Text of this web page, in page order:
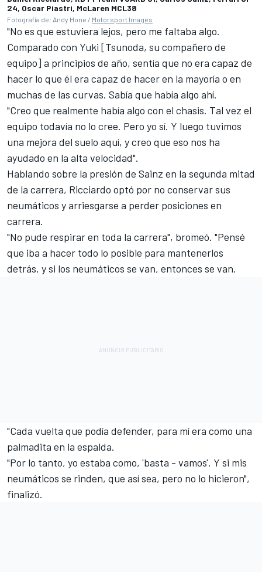
24, Oscar Piastri, McLaren MCL38
Fotografía de: Andy Hone / Motorsport Images
"No es que estuviera lejos, pero me faltaba algo.
Comparado con Yuki [Tsunoda, su compañero de
equipo] a principios de año, sentía que no era capaz de
hacer lo que él era capaz de hacer en la mayoría o en
muchas de las curvas. Sabía que había algo ahí.
"Creo que realmente había algo con el chasis. Tal vez el
equipo todavía no lo cree. Pero yo sí. Y luego tuvimos
una mejora del suelo aquí, y creo que eso nos ha
ayudado en la alta velocidad".
Hablando sobre la presión de Sainz en la segunda mitad
de la carrera, Ricciardo optó por no conservar sus
neumáticos y arriesgarse a perder posiciones en
carrera.
"No pude respirar en toda la carrera", bromeó. "Pensé
que iba a hacer todo lo posible para mantenerlos
detrás, y si los neumáticos se van, entonces se van.
"Cada vuelta que podía defender, para mí era como una
palmadita en la espalda.
"Por lo tanto, yo estaba como, 'basta - vamos'. Y si mis
neumáticos se rinden, que así sea, pero no lo hicieron",
finalizó.